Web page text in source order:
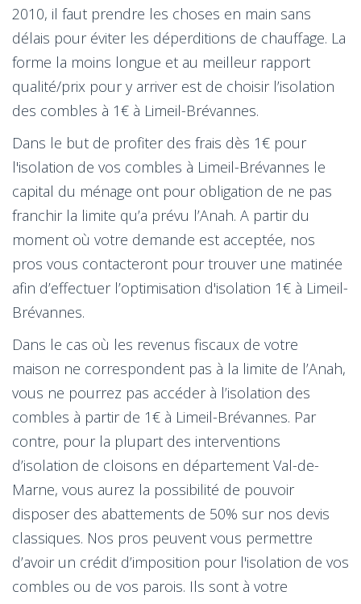
2010, il faut prendre les choses en main sans
délais pour éviter les déperditions de chauffage. La
forme la moins longue et au meilleur rapport
qualité/prix pour y arriver est de choisir l’isolation
des combles à 1€ à Limeil-Brévannes.
Dans le but de profiter des frais dès 1€ pour
l'isolation de vos combles à Limeil-Brévannes le
capital du ménage ont pour obligation de ne pas
franchir la limite qu’a prévu l’Anah. A partir du
moment où votre demande est acceptée, nos
pros vous contacteront pour trouver une matinée
afin d’effectuer l’optimisation d'isolation 1€ à Limeil-
Brévannes.
Dans le cas où les revenus fiscaux de votre
maison ne correspondent pas à la limite de l’Anah,
vous ne pourrez pas accéder à l’isolation des
combles à partir de 1€ à Limeil-Brévannes. Par
contre, pour la plupart des interventions
d’isolation de cloisons en département Val-de-
Marne, vous aurez la possibilité de pouvoir
disposer des abattements de 50% sur nos devis
classiques. Nos pros peuvent vous permettre
d’avoir un crédit d’imposition pour l'isolation de vos
combles ou de vos parois. Ils sont à votre